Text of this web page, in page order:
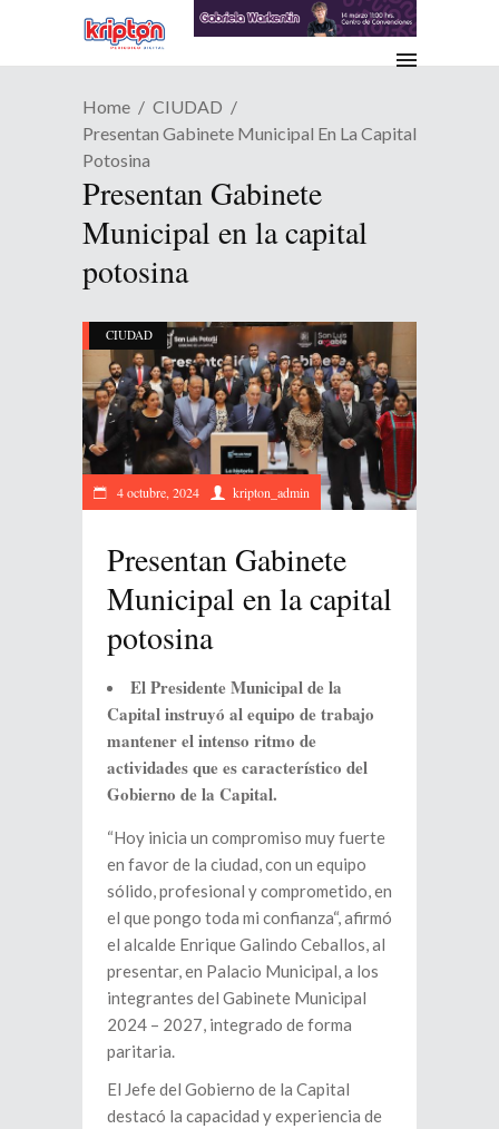
Home
CIUDAD
Presentan Gabinete Municipal En La Capital
Potosina
Presentan Gabinete
Municipal en la capital
potosina
CIUDAD
4 octubre, 2024 kripton_admin
Presentan Gabinete
Municipal en la capital
potosina
El Presidente Municipal de la
Capital instruyó al equipo de trabajo
mantener el intenso ritmo de
actividades que es característico del
Gobierno de la Capital.
“Hoy inicia un compromiso muy fuerte
en favor de la ciudad, con un equipo
sólido, profesional y comprometido, en
el que pongo toda mi confianza“, afirmó
el alcalde Enrique Galindo Ceballos, al
presentar, en Palacio Municipal, a los
integrantes del Gabinete Municipal
2024 – 2027, integrado de forma
paritaria.
El Jefe del Gobierno de la Capital
destacó la capacidad y experiencia de